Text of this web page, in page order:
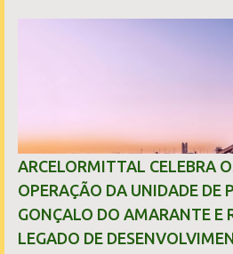
investimento que não lhe pertence, ou
territoriais do município que governa.
situação é grave. A população tem
transparente e sem propaganda
investimentos bilionários são usados
é, de fato, o CIPP O Complexo
(CIPP) está situado parcialmente nos
do Amarante e de Caucaia, conforme
acima. Embora a Vila (ou distrito) do
ARCELORMITTAL CELEBRA
OPERAÇÃO DA UNIDADE DE
GONÇALO DO AMARANTE E
LEGADO DE